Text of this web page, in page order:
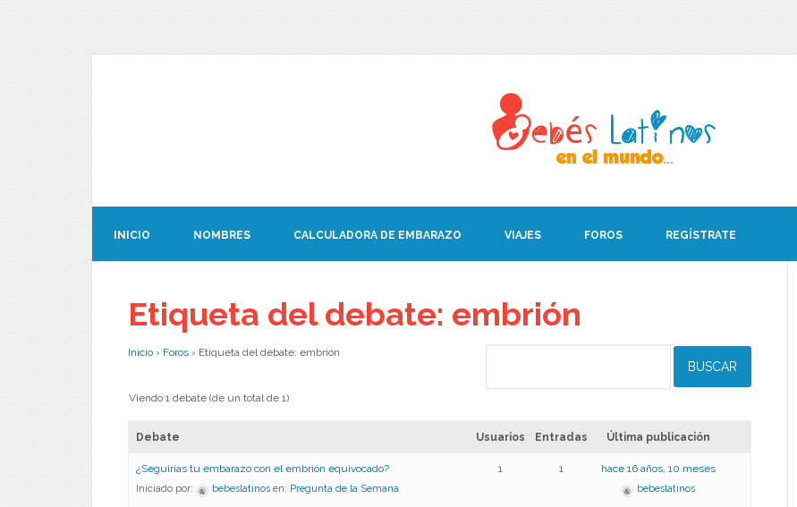
INICIO NOMBRES CALCULADORA DE EMBARAZO VIAJES FOROS REGÍSTRATE
Etiqueta del debate: embrión
Inicio › Foros › Etiqueta del debate: embrión
Viendo 1 debate (de un total de 1)
Debate Usuarios Entradas Última publicación
¿Seguirías tu embarazo con el embrión equivocado?
Iniciado por: bebeslatinos en: Pregunta de la Semana
1 1 hace 16 años, 10 meses
bebeslatinos